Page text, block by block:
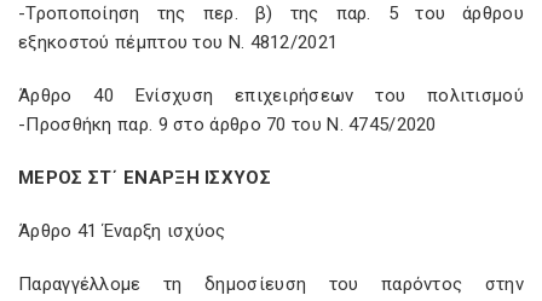
-Τροποποίηση της περ. β) της παρ. 5 του άρθρου
εξηκοστού πέμπτου του Ν. 4812/2021
Άρθρο 40 Ενίσχυση επιχειρήσεων του πολιτισμού
-Προσθήκη παρ. 9 στο άρθρο 70 του Ν. 4745/2020
ΜΕΡΟΣ ΣΤ΄ ΕΝΑΡΞΗ ΙΣΧΥΟΣ
Άρθρο 41 Έναρξη ισχύος
Παραγγέλλομε τη δημοσίευση του παρόντος στην